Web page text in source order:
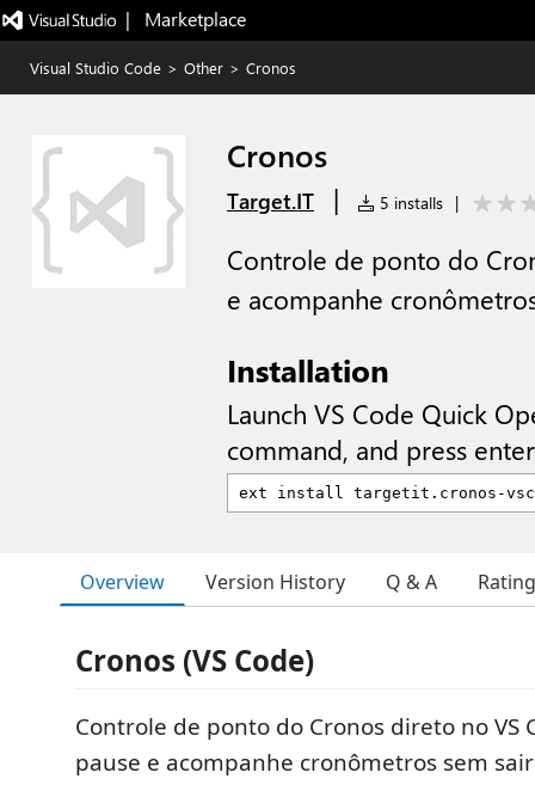
|   Marketplace
Visual Studio Code > Other > Cronos
Cronos
Target.IT | 5 installs |
Controle de ponto do
e acompanhe
Installation
Launch VS Code Quick
command, and press
Overview Version History Q & A
Cronos (VS Code)
Controle de ponto do Cronos direto no VS
pause e acompanhe cronômetros sem